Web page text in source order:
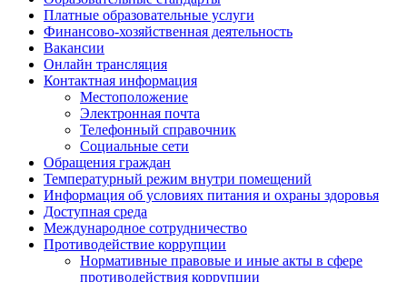
Платные образовательные услуги
Финансово-хозяйственная деятельность
Вакансии
Онлайн трансляция
Контактная информация
Местоположение
Электронная почта
Телефонный справочник
Социальные сети
Обращения граждан
Температурный режим внутри помещений
Информация об условиях питания и охраны здоровья
Доступная среда
Международное сотрудничество
Противодействие коррупции
Нормативные правовые и иные акты в сфере
противодействия коррупции